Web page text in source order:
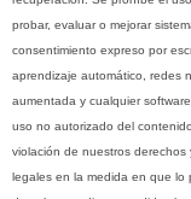
probar, evaluar o mejorar
consentimiento expreso por
aprendizaje automático, redes
aumentada y cualquier
uso no autorizado del
violación de nuestros
legales en la medida en que lo